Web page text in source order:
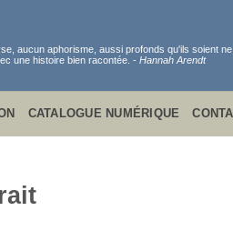
aucun aphorisme, aussi profonds qu'ils soient
une histoire bien racontée. - Hannah Arendt
CATALOGUE NUMÉRIQUE